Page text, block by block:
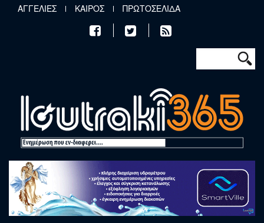
Παράκαμψη προς το κυρίως περιεχόμενο
ΑΓΓΕΛΙΕΣ ΚΑΙΡΟΣ ΠΡΩΤΟΣΕΛΙΔΑ
Φόρμα
Αναζήτηση